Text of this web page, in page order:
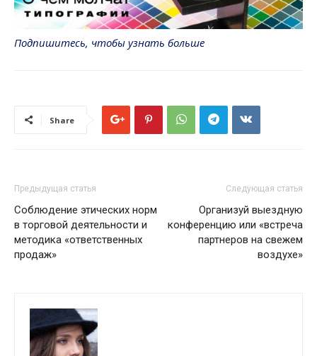
Подпишитесь, чтобы узнать больше
Share
Предыдущая статья
Соблюдение этических норм
в торговой деятельности и
методика «ответственных
продаж»
Следующая статья
Организуй выездную
конференцию или «встреча
партнеров на свежем
воздухе»